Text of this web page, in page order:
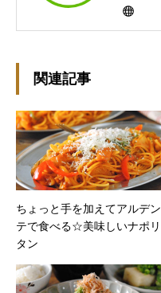
作って
関連記事
ちょっと手を加えてアルデン
テで食べる☆美味しいナポリ
タン